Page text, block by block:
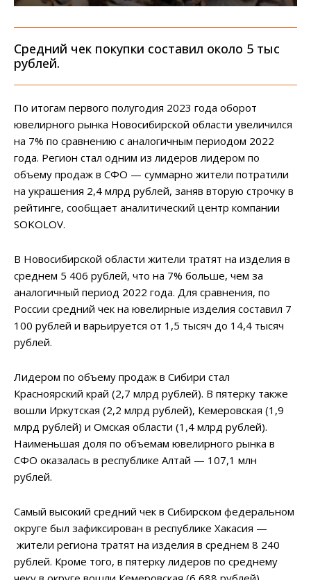
Средний чек покупки составил около 5 тыс
рублей.
По итогам первого полугодия 2023 года оборот
ювелирного рынка Новосибирской области увеличился
на 7% по сравнению с аналогичным периодом 2022
года. Регион стал одним из лидеров лидером по
объему продаж в СФО — суммарно жители потратили
на украшения 2,4 млрд рублей, заняв вторую строчку в
рейтинге, сообщает аналитический центр компании
SOKOLOV.
В Новосибирской области жители тратят на изделия в
среднем 5 406 рублей, что на 7% больше, чем за
аналогичный период 2022 года. Для сравнения, по
России средний чек на ювелирные изделия составил 7
100 рублей и варьируется от 1,5 тысяч до 14,4 тысяч
рублей.
Лидером по объему продаж в Сибири стал
Красноярский край (2,7 млрд рублей). В пятерку также
вошли Иркутская (2,2 млрд рублей), Кемеровская (1,9
млрд рублей) и Омская области (1,4 млрд рублей).
Наименьшая доля по объемам ювелирного рынка в
СФО оказалась в республике Алтай — 107,1 млн
рублей.
Самый высокий средний чек в Сибирском федеральном
округе был зафиксирован в республике Хакасия —
жители региона тратят на изделия в среднем 8 240
рублей. Кроме того, в пятерку лидеров по среднему